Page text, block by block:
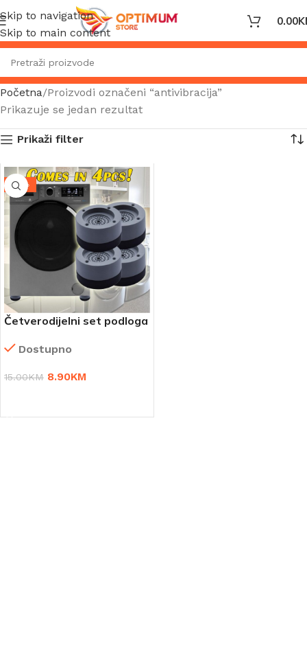
Skip to navigation
Skip to main content
0.00
Početna Proizvodi označeni “antivibracija”
Prikazuje se jedan rezultat
Prikaži filter
-41%
Četverodijelni set podloga
veš mašinu
Dostupno
15.00KM 8.90KM